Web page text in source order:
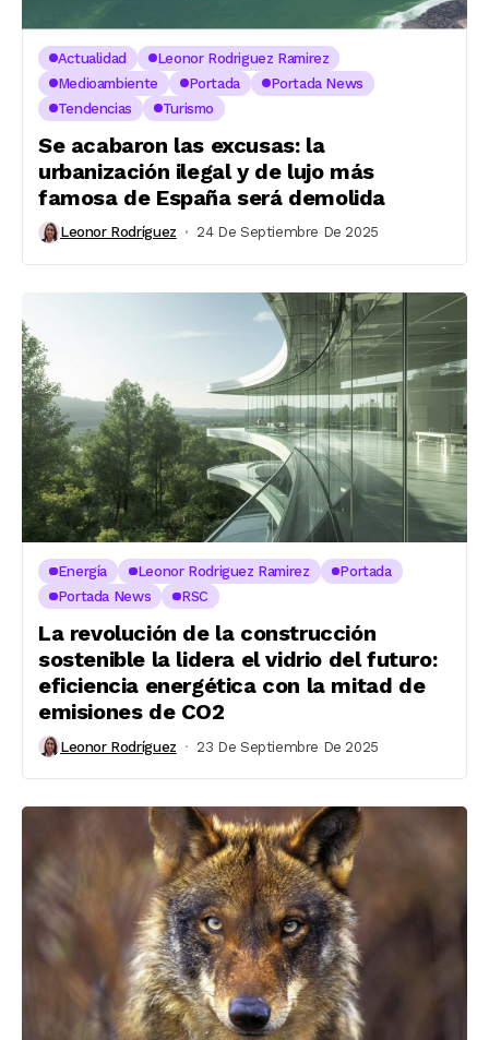
Actualidad
Leonor Rodriguez Ramirez
Medioambiente
Portada
Portada News
Tendencias
Turismo
Se acabaron las excusas: la
urbanización ilegal y de lujo más
famosa de España será demolida
Leonor Rodríguez 24 De Septiembre De 2025
Energía Leonor Rodriguez Ramirez
Portada
Portada News
RSC
La revolución de la construcción
sostenible la lidera el vidrio del futuro:
eficiencia energética con la mitad de
emisiones de CO2
Leonor Rodríguez 23 De Septiembre De 2025